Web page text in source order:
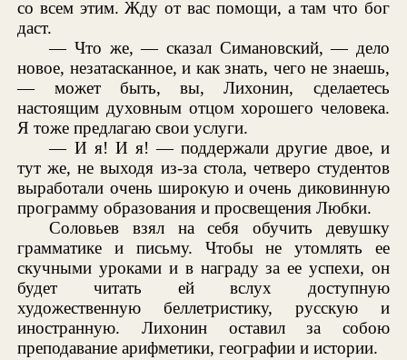
со всем этим. Жду от вас помощи, а там что бог
даст.
— Что же, — сказал Симановский, — дело
новое, незатасканное, и как знать, чего не знаешь,
— может быть, вы, Лихонин, сделаетесь
настоящим духовным отцом хорошего человека.
Я тоже предлагаю свои услуги.
— И я! И я! — поддержали другие двое, и
тут же, не выходя из-за стола, четверо студентов
выработали очень широкую и очень диковинную
программу образования и просвещения Любки.
Соловьев взял на себя обучить девушку
грамматике и письму. Чтобы не утомлять ее
скучными уроками и в награду за ее успехи, он
будет читать ей вслух доступную
художественную беллетристику, русскую и
иностранную. Лихонин оставил за собою
преподавание арифметики, географии и истории.